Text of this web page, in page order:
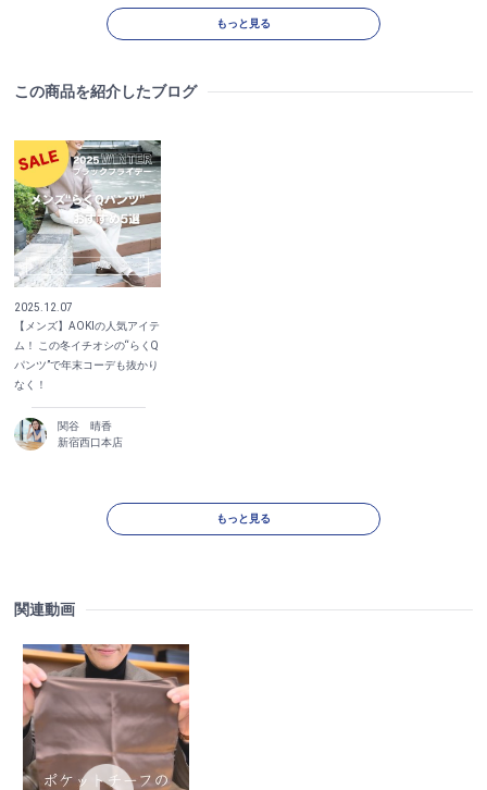
もっと見る
この商品を紹介したブログ
2025.12.07
【メンズ】AOKIの人気アイテ
ム！ この冬イチオシの“らくQ
パンツ”で年末コーデも抜かり
なく！
関谷 晴香
新宿西口本店
もっと見る
関連動画